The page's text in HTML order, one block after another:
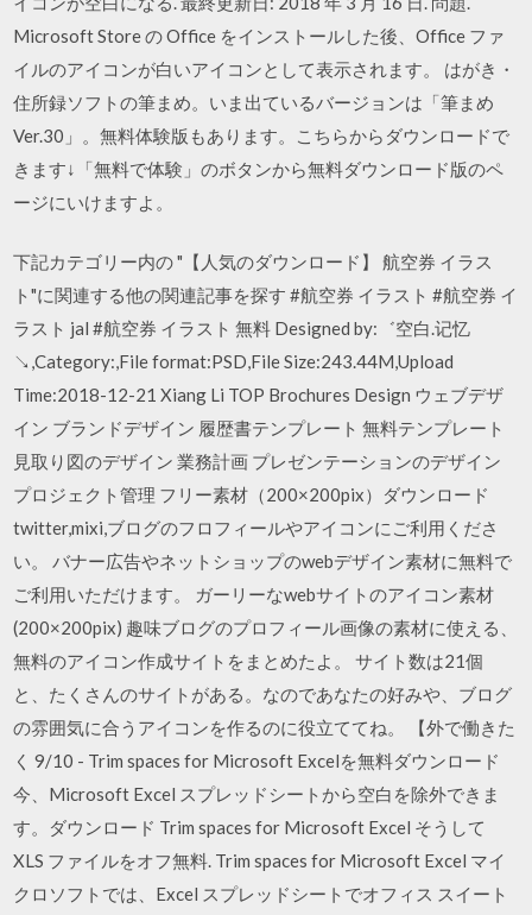
Microsoft Store の Office をインストールした後、Office ファ
イルのアイコンが白いアイコンとして表示されます。 はがき・
住所録ソフトの筆まめ。いま出ているバージョンは「筆まめ
Ver.30」。無料体験版もあります。こちらからダウンロードで
きます↓「無料で体験」のボタンから無料ダウンロード版のペ
ージにいけますよ。
下記カテゴリー内の "【人気のダウンロード】 航空券 イラス
ト"に関連する他の関連記事を探す #航空券 イラスト #航空券 イ
ラスト jal #航空券 イラスト 無料 Designed by:゛空白.记忆
↘,Category:,File format:PSD,File Size:243.44M,Upload
Time:2018-12-21 Xiang Li TOP Brochures Design ウェブデザ
イン ブランドデザイン 履歴書テンプレート 無料テンプレート
見取り図のデザイン 業務計画 プレゼンテーションのデザイン
プロジェクト管理 フリー素材（200×200pix）ダウンロード
twitter,mixi,ブログのフロフィールやアイコンにご利用くださ
い。 バナー広告やネットショップのwebデザイン素材に無料で
ご利用いただけます。 ガーリーなwebサイトのアイコン素材
(200×200pix) 趣味ブログのプロフィール画像の素材に使える、
無料のアイコン作成サイトをまとめたよ。 サイト数は21個
と、たくさんのサイトがある。なのであなたの好みや、ブログ
の雰囲気に合うアイコンを作るのに役立ててね。 【外で働きた
く 9/10 - Trim spaces for Microsoft Excelを無料ダウンロード
今、Microsoft Excel スプレッドシートから空白を除外できま
す。ダウンロード Trim spaces for Microsoft Excel そうして
XLS ファイルをオフ無料. Trim spaces for Microsoft Excel マイ
クロソフトでは、Excel スプレッドシートでオフィス スイート